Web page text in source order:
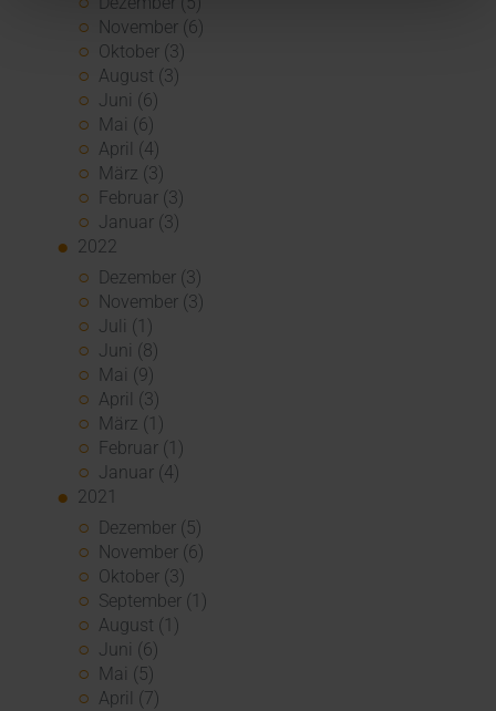
November (6)
Oktober (3)
August (3)
Juni (6)
Mai (6)
April (4)
März (3)
Februar (3)
Januar (3)
2022
Dezember (3)
November (3)
Juli (1)
Juni (8)
Mai (9)
April (3)
März (1)
Februar (1)
Januar (4)
2021
Dezember (5)
November (6)
Oktober (3)
September (1)
August (1)
Juni (6)
Mai (5)
April (7)